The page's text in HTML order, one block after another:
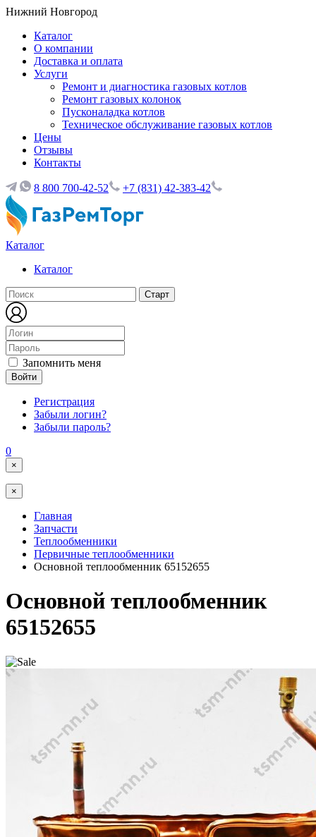
Нижний Новгород
Каталог
О компании
Доставка и оплата
Услуги
Ремонт и диагностика газовых котлов
Ремонт газовых колонок
Пусконаладка котлов
Техническое обслуживание газовых котлов
Цены
Отзывы
Контакты
8 800 700-42-52 +7 (831) 42-383-42
Каталог
Каталог
Запомнить меня
Войти
Регистрация
Забыли логин?
Забыли пароль?
0
×
×
Главная
Запчасти
Теплообменники
Первичные теплообменники
Основной теплообменник 65152655
Основной теплообменник
65152655